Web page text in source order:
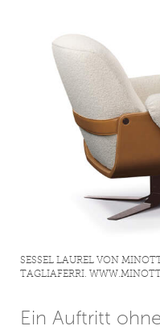
SESSEL LAUREL VON
TAGLIAFERRI.
Ein Auftritt